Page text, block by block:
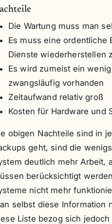
Die Wartung muss man
Es muss eine ordentliche
Dienste wiederherstellen
Es wird zumeist ein
zwangsläufig vorhanden
Zeitaufwand relativ groß
Kosten für Hardware und
obigen Nachteile sind in
geht, sind die
deutlich mehr Arbeit,
berücksichtigt
nicht mehr
selbst diese Information
Liste bezog sich